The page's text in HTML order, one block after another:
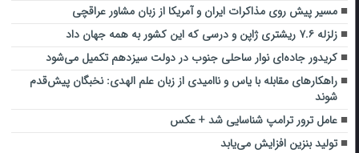
مسیر پیش روی مذاکرات ایران و آمریکا از زبان مشاور عراقچی
زلزله ۷.۶ ریشتری ژاپن و درسی که این کشور به همه جهان داد
کریدور جاده‌ای نوار ساحلی جنوب در دولت سیزدهم تکمیل می‌شود
راهکارهای مقابله با یاس و ناامیدی از زبان علم الهدی: نخبگان پیش‌قدم
شوند
عامل ترور ترامپ شناسایی شد + عکس
تولید بنزین افزایش می‌یابد